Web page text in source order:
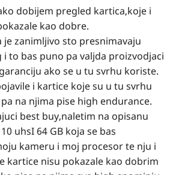
dobijem pregled kartica,koje i
kao dobre.
je zanimljivo sto presnimavaju
to bas puno pa valjda proizvodjaci
ako se u tu svrhu koriste.
i kartice koje su u tu svrhu
na njima pise high endurance.
best buy,naletim na opisanu
uhsI 64 GB koja se bas
kameru i moj procesor te nju i
kartice nisu pokazale kao dobrim